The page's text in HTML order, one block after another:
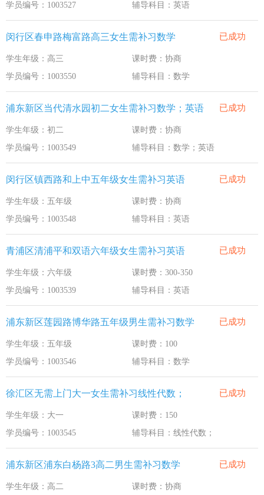
学员编号：1003527
辅导科目：英语
闵行区春申路梅富路高三女生需补习数学 已成功
学生年级：高三
课时费：协商
学员编号：1003550
辅导科目：数学
浦东新区当代清水园初二女生需补习数学；英语 已成功
学生年级：初二
课时费：协商
学员编号：1003549
辅导科目：数学；英语
闵行区镇西路和上中五年级女生需补习英语 已成功
学生年级：五年级
课时费：协商
学员编号：1003548
辅导科目：英语
青浦区清浦平和双语六年级女生需补习英语 已成功
学生年级：六年级
课时费：300-350
学员编号：1003539
辅导科目：英语
浦东新区莲园路博华路五年级男生需补习数学 已成功
学生年级：五年级
课时费：100
学员编号：1003546
辅导科目：数学
徐汇区无需上门大一女生需补习线性代数； 已成功
学生年级：大一
课时费：150
学员编号：1003545
辅导科目：线性代数；
浦东新区浦东白杨路3高二男生需补习数学 已成功
学生年级：高二
课时费：协商